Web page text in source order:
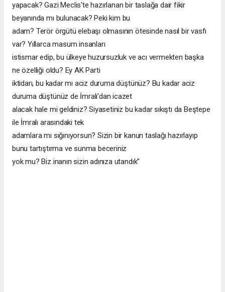
yapacak? Gazi Meclis'te hazırlanan bir taslağa dair fikir
beyanında mı bulunacak? Peki kim bu
adam? Terör örgütü elebaşı olmasının ötesinde nasıl bir vasfı
var? Yıllarca masum insanları
istismar edip, bu ülkeye huzursuzluk ve acı vermekten başka
ne özelliği oldu? Ey AK Parti
iktidarı, bu kadar mı aciz duruma düştünüz? Bu kadar aciz
duruma düştünüz de İmralı’dan icazet
alacak hale mi geldiniz? Siyasetiniz bu kadar sıkıştı da Beştepe
ile İmralı arasındaki tek
adamlara mı sığınıyorsun? Sizin bir kanun taslağı hazırlayıp
bunu tartıştırma ve sunma beceriniz
yok mu? Biz inanın sizin adınıza utandık”